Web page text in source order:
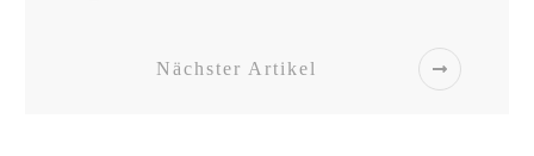
Nächster Artikel